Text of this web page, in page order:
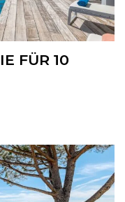
FÜR 10